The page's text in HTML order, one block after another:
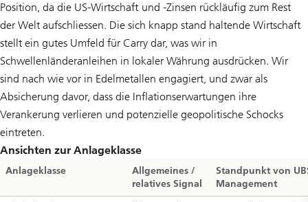
Position, da die US-Wirtschaft und -Zinsen rückläufig zum Rest
der Welt aufschliessen. Die sich knapp stand haltende Wirtschaft
stellt ein gutes Umfeld für Carry dar, was wir in
Schwellenländeranleihen in lokaler Währung ausdrücken. Wir
sind nach wie vor in Edelmetallen engagiert, und zwar als
Absicherung davor, dass die Inflationserwartungen ihre
Verankerung verlieren und potenzielle geopolitische Schocks
eintreten.
Ansichten zur Anlageklasse
Anlageklasse
Allgemeines /
relatives Signal
Standpunkt von
Management